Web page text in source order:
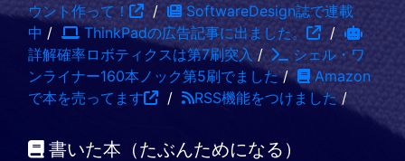
ウント作って！
/
SoftwareDesign誌で連載
中 / ThinkPadの広告記事に出ました。
/
詳解確率ロボティクスは第7刷突入 /
シェル・ワ
ンライナー160本ノック第5刷でました/
Amazon
で本を売ってます
/ RSS機能をつけました /
書いた本（たぶんためになる）